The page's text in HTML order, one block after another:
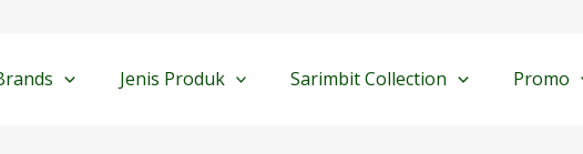
Jenis Produk Sarimbit Collection Promo